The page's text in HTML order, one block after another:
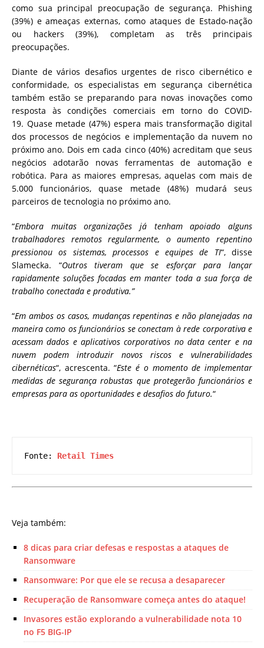
como sua principal preocupação de segurança. Phishing
(39%) e ameaças externas, como ataques de Estado-nação
ou hackers (39%), completam as três principais
preocupações.
Diante de vários desafios urgentes de risco cibernético e
conformidade, os especialistas em segurança cibernética
também estão se preparando para novas inovações como
resposta às condições comerciais em torno do COVID-
19. Quase metade (47%) espera mais transformação digital
dos processos de negócios e implementação da nuvem no
próximo ano. Dois em cada cinco (40%) acreditam que seus
negócios adotarão novas ferramentas de automação e
robótica. Para as maiores empresas, aquelas com mais de
5.000 funcionários, quase metade (48%) mudará seus
parceiros de tecnologia no próximo ano.
“Embora muitas organizações já tenham apoiado alguns
trabalhadores remotos regularmente, o aumento repentino
pressionou os sistemas, processos e equipes de TI“, disse
Slamecka. “Outros tiveram que se esforçar para lançar
rapidamente soluções focadas em manter toda a sua força de
trabalho conectada e produtiva.”
“Em ambos os casos, mudanças repentinas e não planejadas na
maneira como os funcionários se conectam à rede corporativa e
acessam dados e aplicativos corporativos no data center e na
nuvem podem introduzir novos riscos e vulnerabilidades
cibernéticas“, acrescenta. “Este é o momento de implementar
medidas de segurança robustas que protegerão funcionários e
empresas para as oportunidades e desafios do futuro.“
Fonte: Retail Times
Veja também:
8 dicas para criar defesas e respostas a ataques de
Ransomware
Ransomware: Por que ele se recusa a desaparecer
Recuperação de Ransomware começa antes do ataque!
Invasores estão explorando a vulnerabilidade nota 10
no F5 BIG-IP